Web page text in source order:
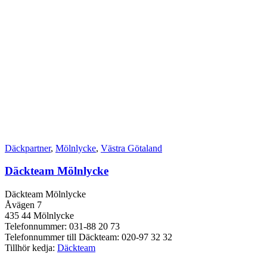
Däckpartner, Mölnlycke, Västra Götaland
Däckteam Mölnlycke
Däckteam Mölnlycke
Åvägen 7
435 44 Mölnlycke
Telefonnummer: 031-88 20 73
Telefonnummer till Däckteam: 020-97 32 32
Tillhör kedja: Däckteam